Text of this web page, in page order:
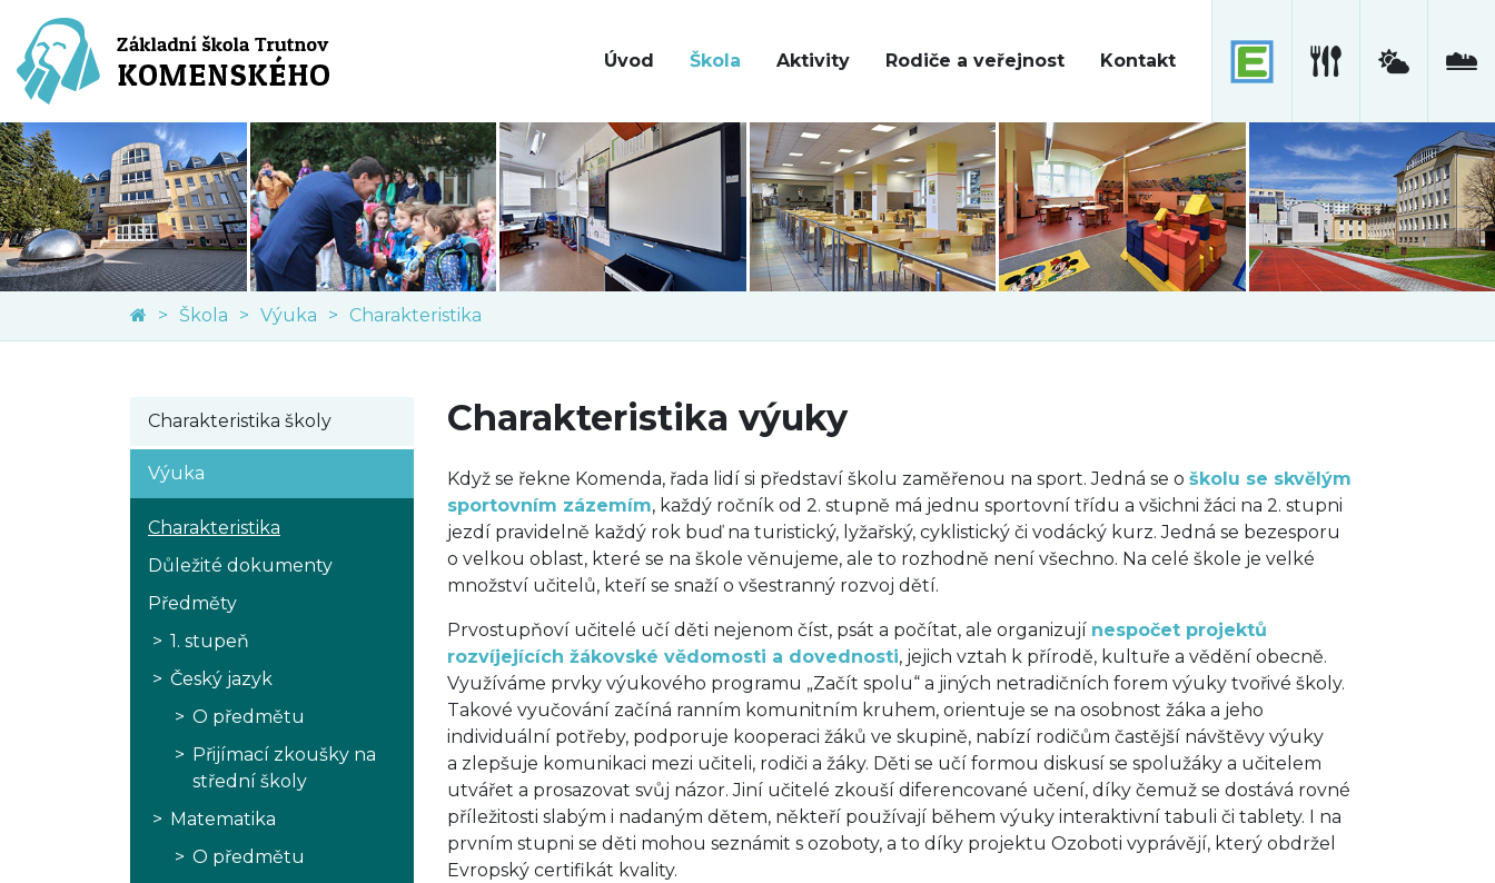
Úvod Škola Aktivity Rodiče a veřejnost Kontakt
Škola Výuka Charakteristika
Charakteristika školy
Výuka
Charakteristika
Důležité dokumenty
Předměty
1. stupeň
Český jazyk
O předmětu
Přijímací zkoušky na
střední školy
Matematika
O předmětu
Charakteristika výuky
Když se řekne Komenda, řada lidí si představí školu zaměřenou na sport. Jedná se o školu se skvělým
sportovním zázemím, každý ročník od 2. stupně má jednu sportovní třídu a všichni žáci na 2. stupni
jezdí pravidelně každý rok buď na turistický, lyžařský, cyklistický či vodácký kurz. Jedná se bezesporu
o velkou oblast, které se na škole věnujeme, ale to rozhodně není všechno. Na celé škole je velké
množství učitelů, kteří se snaží o všestranný rozvoj dětí.
Prvostupňoví učitelé učí děti nejenom číst, psát a počítat, ale organizují nespočet projektů
rozvíjejících žákovské vědomosti a dovednosti, jejich vztah k přírodě, kultuře a vědění obecně.
Využíváme prvky výukového programu „Začít spolu“ a jiných netradičních forem výuky tvořivé školy.
Takové vyučování začíná ranním komunitním kruhem, orientuje se na osobnost žáka a jeho
individuální potřeby, podporuje kooperaci žáků ve skupině, nabízí rodičům častější návštěvy výuky
a zlepšuje komunikaci mezi učiteli, rodiči a žáky. Děti se učí formou diskusí se spolužáky a učitelem
utvářet a prosazovat svůj názor. Jiní učitelé zkouší diferencované učení, díky čemuž se dostává rovné
příležitosti slabým i nadaným dětem, někteří používají během výuky interaktivní tabuli či tablety. I na
prvním stupni se děti mohou seznámit s ozoboty, a to díky projektu Ozoboti vyprávějí, který obdržel
Evropský certifikát kvality.